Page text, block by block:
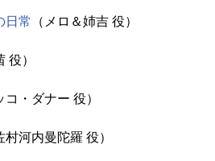
日常 （メロ＆姉吉 役）
役）
コ・ダナー 役）
村河内曼陀羅 役）